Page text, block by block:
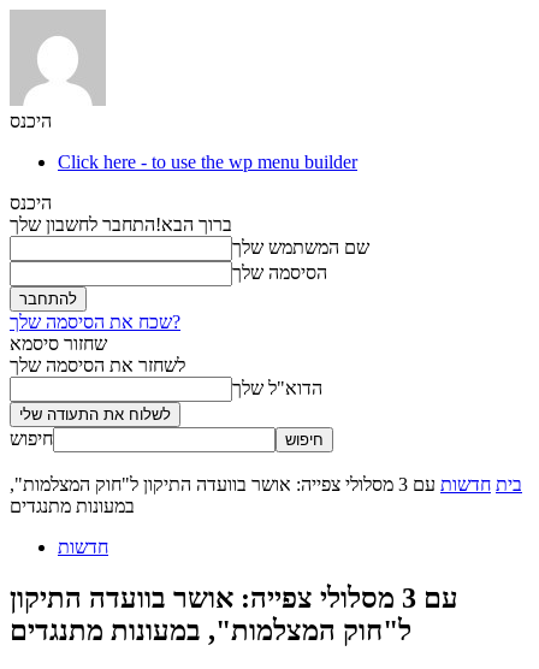
היכנס
Click here - to use the wp menu builder
היכנס
ברוך הבא!התחבר לחשבון שלך
שם המשתמש שלך
הסיסמה שלך
שכח את הסיסמה שלך?
שחזור סיסמא
לשחזר את הסיסמה שלך
הדוא"ל שלך
חיפוש
בית חדשות
עם 3 מסלולי צפייה: אושר בוועדה התיקון ל"חוק המצלמות",
במעונות מתנגדים
חדשות
עם 3 מסלולי צפייה: אושר בוועדה התיקון
ל"חוק המצלמות", במעונות מתנגדים